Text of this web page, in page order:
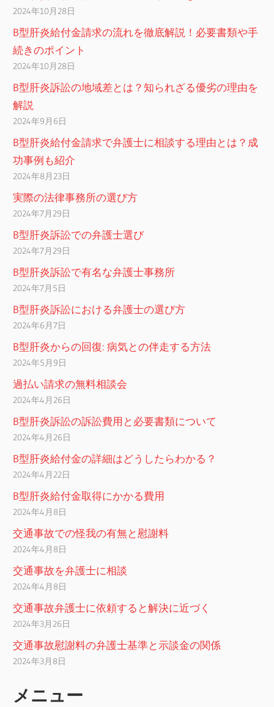
2024年10月28日
B型肝炎給付金請求の流れを徹底解説！必要書類や手
続きのポイント
2024年10月28日
B型肝炎訴訟の地域差とは？知られざる優劣の理由を
解説
2024年9月6日
B型肝炎給付金請求で弁護士に相談する理由とは？成
功事例も紹介
2024年8月23日
実際の法律事務所の選び方
2024年7月29日
B型肝炎訴訟での弁護士選び
2024年7月29日
B型肝炎訴訟で有名な弁護士事務所
2024年7月5日
B型肝炎訴訟における弁護士の選び方
2024年6月7日
B型肝炎からの回復: 病気との伴走する方法
2024年5月9日
過払い請求の無料相談会
2024年4月26日
B型肝炎訴訟の訴訟費用と必要書類について
2024年4月26日
B型肝炎給付金の詳細はどうしたらわかる？
2024年4月22日
B型肝炎給付金取得にかかる費用
2024年4月8日
交通事故での怪我の有無と慰謝料
2024年4月8日
交通事故を弁護士に相談
2024年4月8日
交通事故弁護士に依頼すると解決に近づく
2024年3月26日
交通事故慰謝料の弁護士基準と示談金の関係
2024年3月8日
メニュー